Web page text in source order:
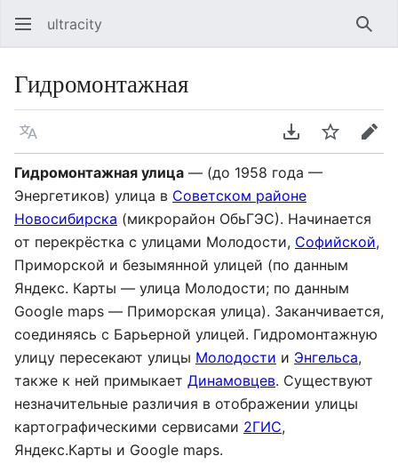
ultracity
Гидромонтажная
Язык Скачать PDF
Следить
Гидромонтажная улица — (до 1958 года —
Энергетиков) улица в Советском районе
Новосибирска (микрорайон ОбьГЭС). Начинается
от перекрёстка с улицами Молодости, Софийской,
Приморской и безымянной улицей (по данным
Яндекс. Карты — улица Молодости; по данным
Google maps — Приморская улица). Заканчивается,
соединяясь с Барьерной улицей. Гидромонтажную
улицу пересекают улицы Молодости и Энгельса,
также к ней примыкает Динамовцев. Существуют
незначительные различия в отображении улицы
картографическими сервисами 2ГИС,
Яндекс.Карты и Google maps.